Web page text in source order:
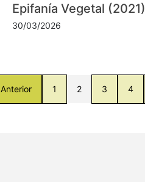
Epifanía Vegetal (2021)
30/03/2026
Anterior 1 2 3 4